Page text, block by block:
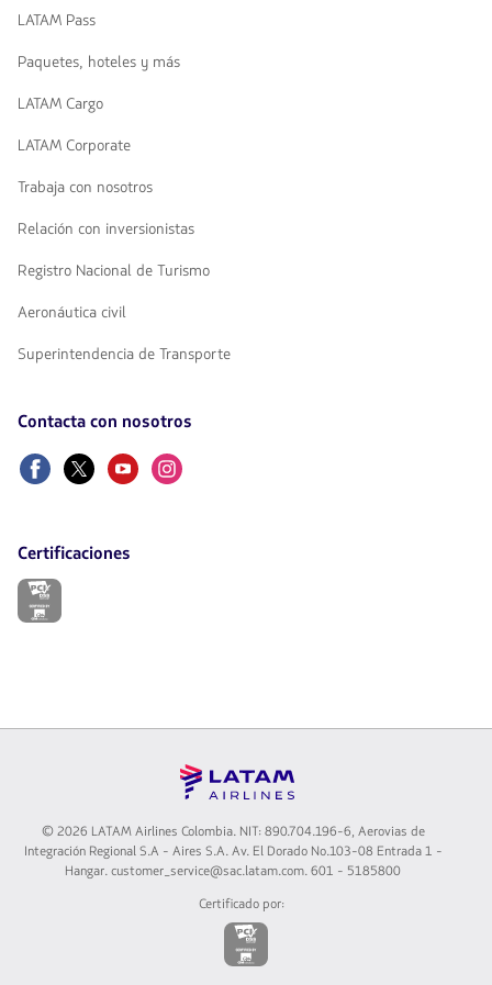
LATAM Pass
Paquetes, hoteles y más
LATAM Cargo
LATAM Corporate
Trabaja con nosotros
Relación con inversionistas
Registro Nacional de Turismo
Aeronáutica civil
Superintendencia de Transporte
Contacta con nosotros
FacebookTwitterYoutubeInstagram
Certificaciones
El
©2026 LATAM Airlines Colombia. NIT: 890.704.196-6, Aerovias de
Integración Regional S.A - Aires S.A. Av. El Dorado No.103-08 Entrada 1 -
Hangar. customer_service@sac.latam.com. 601 - 5185800
Certificado por:
El